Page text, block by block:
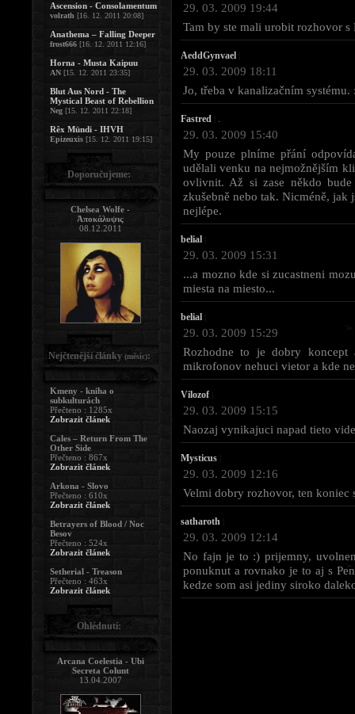
29. 03. 2009 19:44
Tam by ste mali urobit rozhovor
AeddGynvael
29. 03. 2009 18:11
Jo, třeba v kanalizačním systému.
Fastred
29. 03. 2009 15:40
My pouze plníme přání
udělali venku na nejmožnějším
ovlivnit. Až si zase někdo
zkušebně nebo tak. Nicméně,
nejlépe.
belial
29. 03. 2009 15:31
...a mozno kde si zucastneni
miesta na miesto...
belial
29. 03. 2009 15:29
Rozhodne to je dobry
mikrofonov nehuci vietor a kde
Vilozof
29. 03. 2009 15:15
Naozaj vynikajuci napad tieto
Mysticus
29. 03. 2009 12:16
Velmi dobry rozhovor, ten koniec
satharoth
29. 03. 2009 12:14
No fajn je to :) prijemny,
ponuknut a rovnako je to aj s
kedze som asi jediny siroko
Ascension - Consolamentum
volrath [16. 12. 2011 20:08]
Anathema – Falling Deeper
frost666 [16. 12. 2011 12:16]
Horna - Musta Kaipuu
AN [15. 12. 2011 23:35]
Blut Aus Nord - The
Mystical Beast of Rebellion
Neg [15. 12. 2011 22:18]
Rêx Mündi - IHVH
Epizeuxis [15. 12. 2011 19:15]
Doporučujeme:
Chelsea Wolfe -
Ἀποκάλυψις
08.12.2011
Nejčtenější články (měsíc):
Kmeny - kniha o
subkulturách
Přečteno : 1285x
Zobrazit článek
Cales – Return From The
Other Side
Přečteno : 867x
Zobrazit článek
Arkona - Slovo
Přečteno : 610x
Zobrazit článek
Betrayers of Blood / Noc
Besov
Přečteno : 524x
Zobrazit článek
Setherial - Treason
Přečteno : 463x
Zobrazit článek
Ohlédnutí:
Arcana Coelestia - Ubi
Secreta Colunt
13.04.2007